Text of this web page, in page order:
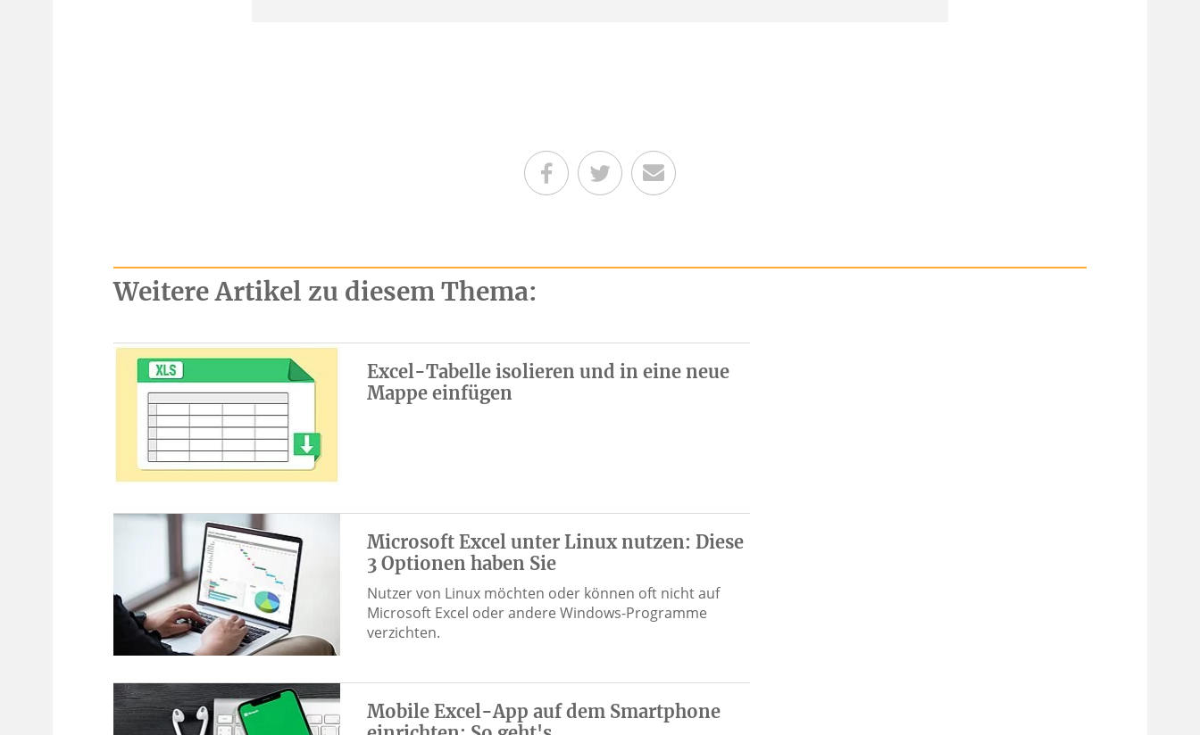
Teilen auf Facebook
Teilen auf Twitter
Per E-Mail senden
Weitere Artikel zu diesem Thema:
Excel-Tabelle isolieren und in eine neue
Mappe einfügen
Microsoft Excel unter Linux nutzen: Diese
3 Optionen haben Sie
Nutzer von Linux möchten oder können oft nicht auf
Microsoft Excel oder andere Windows-Programme
verzichten.
Mobile Excel-App auf dem Smartphone